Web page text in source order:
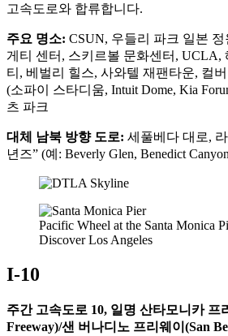
고속도로와 합류합니다.
주요 명소: CSUN, 우들리 파크 일본
게티 센터, 스키르볼 문화센터, UCLA,
티, 베벌리 힐스, 사와텔 재팬타운, 컬
(소파이 스타디움, Intuit Dome, Kia
츠 파크
대체 남북 방향 도로: 세풀베다 대로,
년즈” (예: Beverly Glen, Benedict
Pacific Wheel at the Santa Monica
Discover Los Angeles
I-10
주간 고속도로 10, 일명 산타모니카 프
Freeway)/샌 버나디노 프리웨이(San